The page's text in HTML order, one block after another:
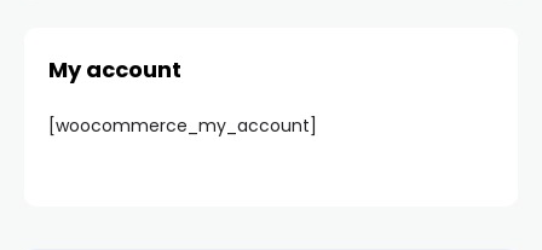
My account
[woocommerce_my_account]